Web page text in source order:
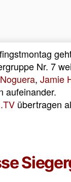
Nr. 7
, Jamie
aufeinander.
übertragen